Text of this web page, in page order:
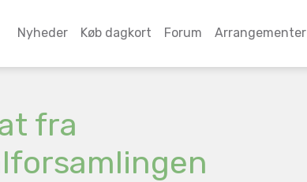
Nyheder Køb dagkort Forum Arrangementer
fra